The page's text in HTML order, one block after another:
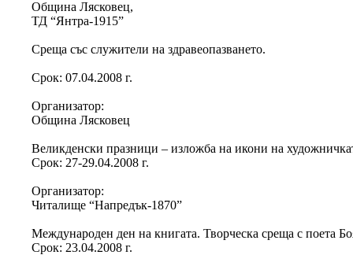
Община Лясковец,
ТД “Янтра-1915”
Среща със служители на здравеопазването.
Срок: 07.04.2008 г.
Организатор:
Община Лясковец
Великденски празници – изложба на икони на
Срок: 27-29.04.2008 г.
Организатор:
Читалище “Напредък-1870”
Международен ден на книгата. Творческа среща с поета
Срок: 23.04.2008 г.